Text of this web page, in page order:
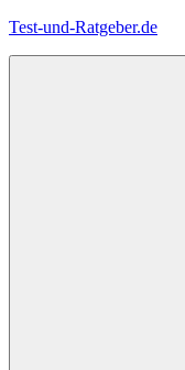
Zum
Test-und-Ratgeber.de